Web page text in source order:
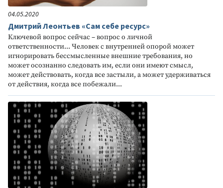
04.05.2020
Дмитрий Леонтьев «Сам себе ресурс»
Ключевой вопрос сейчас – вопрос о личной
ответственности... Человек с внутренней опорой может
игнорировать бессмысленные внешние требования, но
может осознанно следовать им, если они имеют смысл,
может действовать, когда все застыли, а может удерживаться
от действия, когда все побежали...